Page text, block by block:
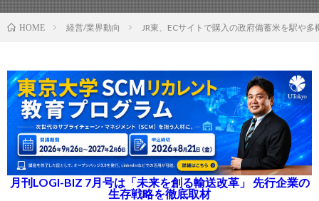
HOME 経営/業界動向 JR東、ECサイトで購入の政府備蓄米を駅や
月刊LOGI-BIZ 7月号は「未来を創る輸送改革」 先行企業の
生存戦略を徹底取材